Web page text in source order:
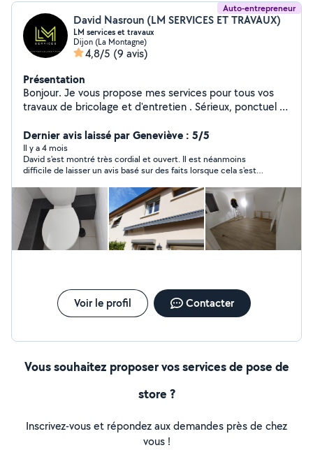
Auto-entrepreneur
David Nasroun (LM SERVICES ET TRAVAUX)
LM services et travaux
Dijon (La Montagne)
4,8/5 (9 avis)
Présentation
Bonjour. Je vous propose mes services pour tous vos
travaux de bricolage et d'entretien . Sérieux, ponctuel et
Montage et fixation de meubles Pose d'étagères,
tringles, luminaires Petits travaux de plomberie et
d'électricité Peinture et retouches Réparations diverses
Entretien intérieur et extérieur Mon objectif est de vous
offrir un travail propre ,rapide et de qualité adapté à vos
besoins et à votre budget . N'hésitez pas à me
contacter pour toute demande d'information. David
Dernier avis laissé par Geneviève : 5/5
Il y a 4 mois
David s'est montré très cordial et ouvert. Il est néanmoins
difficile de laisser un avis basé sur des faits lorsque cela s'est
Voir le profil Contacter
Vous souhaitez proposer vos services de pose de
store ?
Inscrivez-vous et répondez aux demandes près de chez
vous !